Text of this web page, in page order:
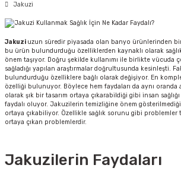
Jakuzi
Jakuzi uzun süredir piyasada olan banyo ürünlerinden
bu ürün bulundurduğu özelliklerden kaynaklı olarak
önem taşıyor. Doğru şekilde kullanımı ile birlikte vücuda
sağladığı yapılan araştırmalar doğrultusunda kesinleşti.
bulundurduğu özelliklere bağlı olarak değişiyor. En
özelliği bulunuyor. Böylece hem faydaları da aynı oranda
olarak şık bir tasarım ortaya çıkarabildiği gibi insan
faydalı oluyor. Jakuzilerin temizliğine önem
ortaya çıkabiliyor. Özellikle sağlık sorunu gibi problemler
ortaya çıkan problemlerdir.
Jakuzilerin Faydaları